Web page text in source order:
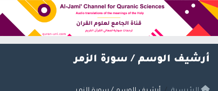
أرشيف الوسم / سورة الزمر